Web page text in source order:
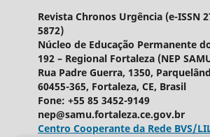
Revista Chronos Urgência (e-ISSN
5872)
Núcleo de Educação Permanente
192 – Regional Fortaleza (NEP
Rua Padre Guerra, 1350,
60455-365, Fortaleza, CE, Brasil
Fone: +55 85 3452-9149
nep@samu.fortaleza.ce.gov.br
Centro Cooperante da Rede BVS/